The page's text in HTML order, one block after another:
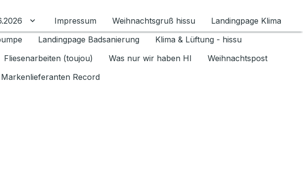
umschalten
Untermenü für Datenschutz 1.6.2026 umschalten
Impressum Weihnachtsgruß hissu
Landingpage Klima
Landingpage Badsanierung
Klima & Lüftung - hissu
Fliesenarbeiten (toujou) Was nur wir haben HI
Weihnachtspost
Markenlieferanten Record